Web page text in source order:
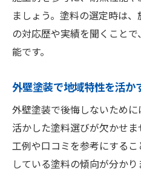
ましょう。塗料の選定時は
の対応歴や実績を聞くこと
能です。
外壁塗装で地域特性を活か
外壁塗装で後悔しないため
活かした塗料選びが欠かせ
工例や口コミを参考にする
している塗料の傾向が分か